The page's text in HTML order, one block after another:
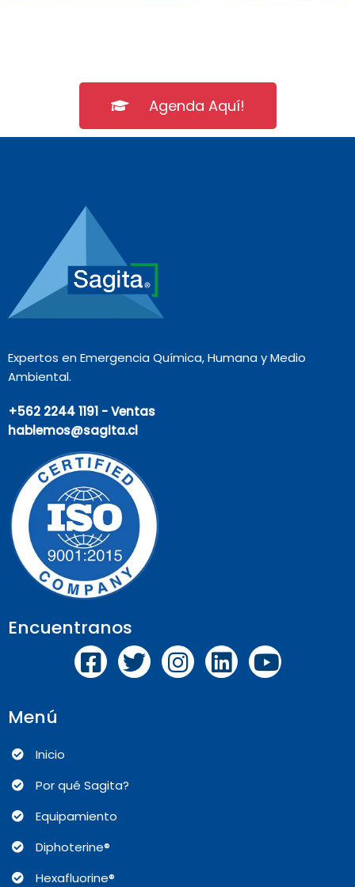
Agenda Aquí!
Expertos en Emergencia Química, Humana y Medio
Ambiental.
+562 2244 1191 - Ventas
hablemos@sagita.cl
Encuentranos
Menú
Inicio
Por qué Sagita?
Equipamiento
Diphoterine®
Hexafluorine®